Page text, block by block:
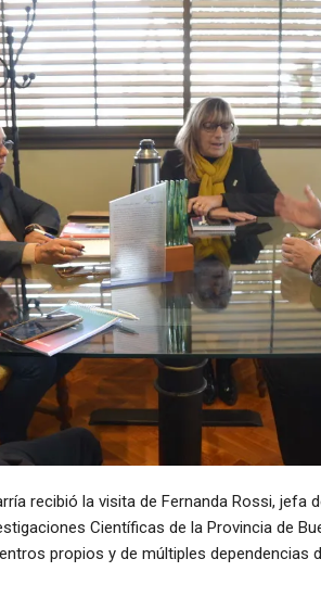
recibió la visita de Fernanda Rossi, jefa
Científicas de la Provincia de
propios y de múltiples dependencias